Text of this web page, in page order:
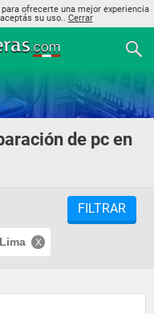
ofrecerte una mejor experiencia
su uso.. Cerrar
de pc en
Lima
FILTRAR